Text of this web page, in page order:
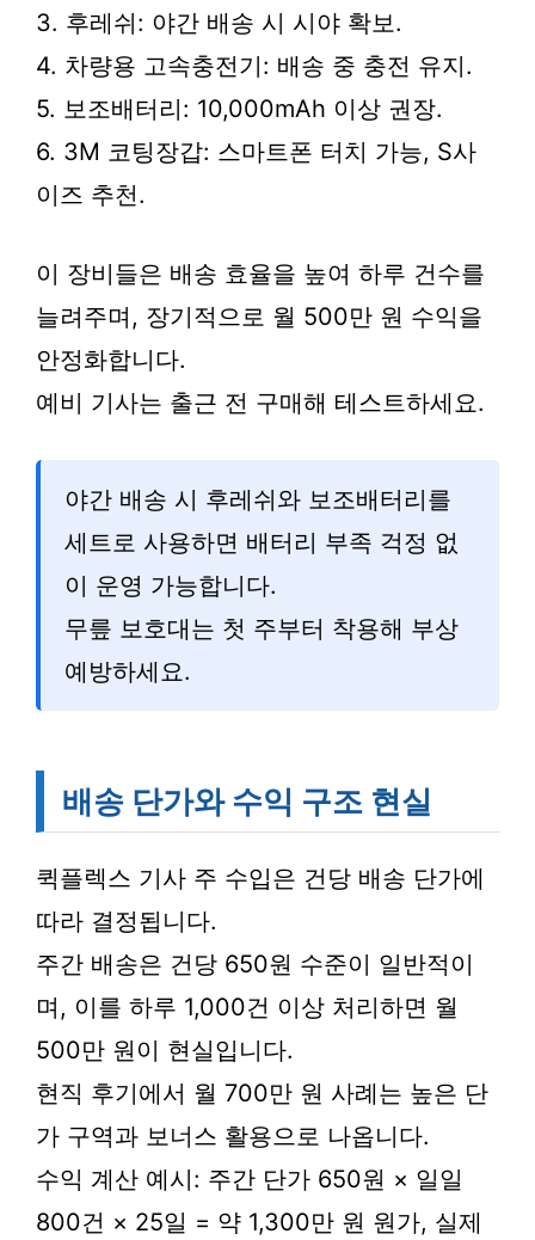
3. 후레쉬: 야간 배송 시 시야 확보.
4. 차량용 고속충전기: 배송 중 충전 유지.
5. 보조배터리: 10,000mAh 이상 권장.
6. 3M 코팅장갑: 스마트폰 터치 가능, S사
이즈 추천.
이 장비들은 배송 효율을 높여 하루 건수를
늘려주며, 장기적으로 월 500만 원 수익을
안정화합니다.
예비 기사는 출근 전 구매해 테스트하세요.
야간 배송 시 후레쉬와 보조배터리를
세트로 사용하면 배터리 부족 걱정 없
이 운영 가능합니다.
무릎 보호대는 첫 주부터 착용해 부상
예방하세요.
배송 단가와 수익 구조 현실
퀵플렉스 기사 주 수입은 건당 배송 단가에
따라 결정됩니다.
주간 배송은 건당 650원 수준이 일반적이
며, 이를 하루 1,000건 이상 처리하면 월
500만 원이 현실입니다.
현직 후기에서 월 700만 원 사례는 높은 단
가 구역과 보너스 활용으로 나옵니다.
수익 계산 예시: 주간 단가 650원 × 일일
800건 × 25일 = 약 1,300만 원 원가, 실제